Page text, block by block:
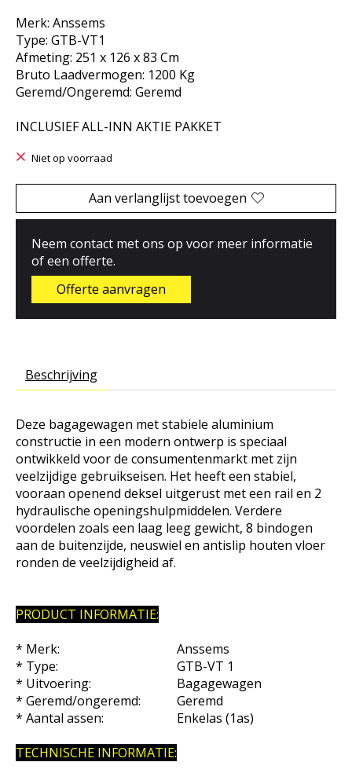
Merk: Anssems
Type: GTB-VT1
Afmeting: 251 x 126 x 83 Cm
Bruto Laadvermogen: 1200 Kg
Geremd/Ongeremd: Geremd
INCLUSIEF ALL-INN AKTIE PAKKET
Niet op voorraad
Aan verlanglijst toevoegen
Neem contact met ons op voor meer informatie
of een offerte.
Offerte aanvragen
Beschrijving
Deze bagagewagen met stabiele aluminium
constructie in een modern ontwerp is speciaal
ontwikkeld voor de consumentenmarkt met zijn
veelzijdige gebruikseisen. Het heeft een stabiel,
vooraan openend deksel uitgerust met een rail en 2
hydraulische openingshulpmiddelen. Verdere
voordelen zoals een laag leeg gewicht, 8 bindogen
aan de buitenzijde, neuswiel en antislip houten vloer
ronden de veelzijdigheid af.
PRODUCT INFORMATIE:
* Merk:
Anssems
* Type:
GTB-VT 1
* Uitvoering:
Bagagewagen
* Geremd/ongeremd:
Geremd
* Aantal assen:
Enkelas (1as)
TECHNISCHE INFORMATIE: